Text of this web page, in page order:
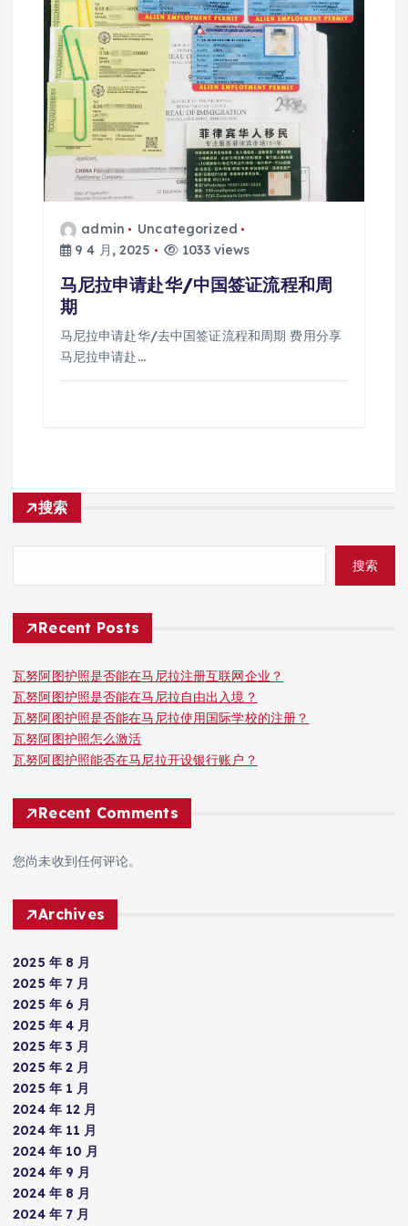
admin
Uncategorized
9 4 月, 2025
1033 views
马尼拉申请赴华/中国签证流程和周
期
马尼拉申请赴华/去中国签证流程和周期 费用分享
马尼拉申请赴…
搜索
搜索
Recent Posts
瓦努阿图护照是否能在马尼拉注册互联网企业？
瓦努阿图护照是否能在马尼拉自由出入境？
瓦努阿图护照是否能在马尼拉使用国际学校的注册？
瓦努阿图护照怎么激活
瓦努阿图护照能否在马尼拉开设银行账户？
Recent Comments
您尚未收到任何评论。
Archives
2025 年 8 月
2025 年 7 月
2025 年 6 月
2025 年 4 月
2025 年 3 月
2025 年 2 月
2025 年 1 月
2024 年 12 月
2024 年 11 月
2024 年 10 月
2024 年 9 月
2024 年 8 月
2024 年 7 月